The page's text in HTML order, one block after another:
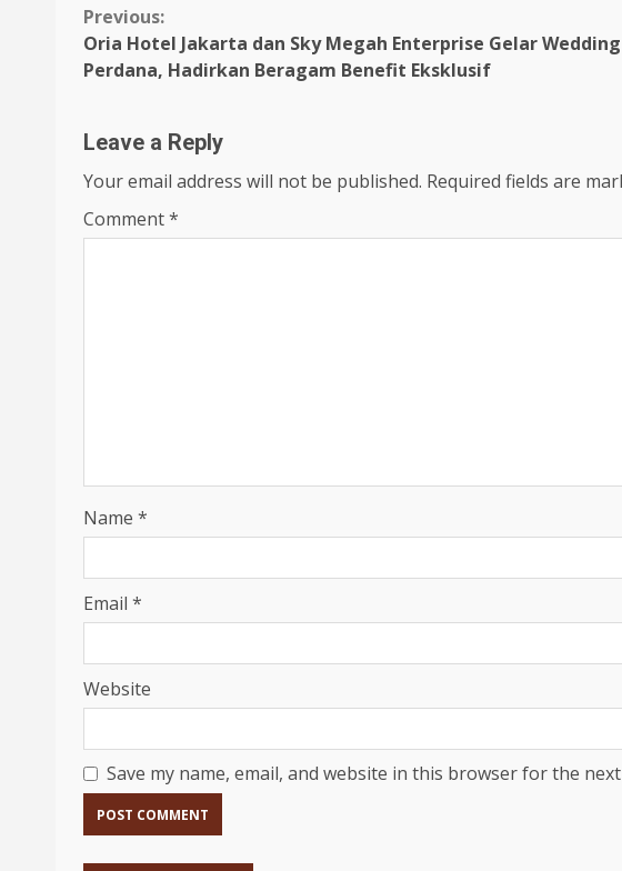
Continue
Reading
Previous:
Oria Hotel Jakarta dan Sky Megah Enterprise Gelar
Perdana, Hadirkan Beragam Benefit Eksklusif
Leave a Reply
Your email address will not be published. Required fields are
Comment*
Name *
Email *
Website
Save my name, email, and website in this browser for the